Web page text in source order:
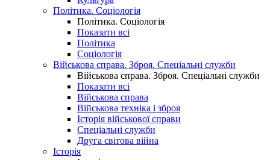
Політика. Соціологія
Політика. Соціологія
Показати всі
Політика
Соціологія
Військова справа. Зброя. Спеціальні служби
Військова справа. Зброя. Спеціальні служби
Показати всі
Військова справа
Військова техніка і зброя
Історія військової справи
Спеціальні служби
Друга світова війна
Історія